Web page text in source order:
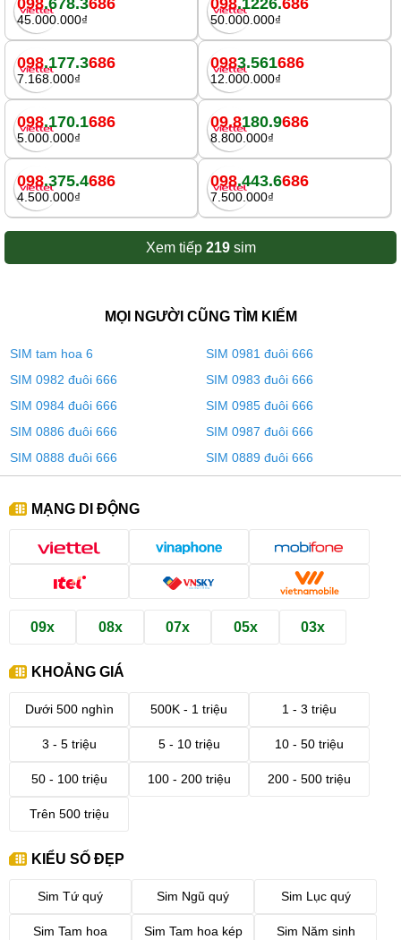
098.678.3686
45.000.000₫
098.1226.686
50.000.000₫
098.177.3686
7.168.000₫
0983.561686
12.000.000₫
098.170.1686
5.000.000₫
09.8180.9686
8.800.000₫
098.375.4686
4.500.000₫
098.443.6686
7.500.000₫
Xem tiếp 219sim
MỌI NGƯỜI CŨNG TÌM KIẾM
SIM tam hoa 6
SIM 0981 đuôi 666
SIM 0982 đuôi 666
SIM 0983 đuôi 666
SIM 0984 đuôi 666
SIM 0985 đuôi 666
SIM 0886 đuôi 666
SIM 0987 đuôi 666
SIM 0888 đuôi 666
SIM 0889 đuôi 666
MẠNG DI ĐỘNG
09x 08x 07x 05x 03x
KHOẢNG GIÁ
Dưới 500 nghìn 500K - 1 triệu 1 - 3 triệu
3 - 5 triệu 5 - 10 triệu 10 - 50 triệu
50 - 100 triệu 100 - 200 triệu 200 - 500 triệu
Trên 500 triệu
KIỂU SỐ ĐẸP
Sim Tứ quý Sim Ngũ quý Sim Lục quý
Sim Tam hoa Sim Tam hoa kép Sim Năm sinh